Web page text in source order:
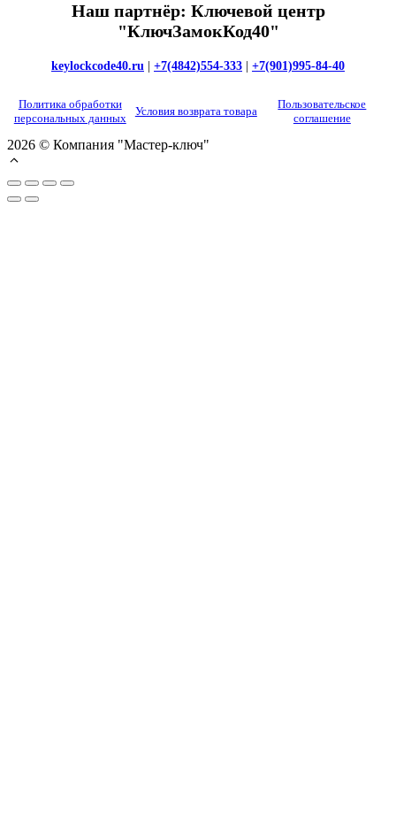
Наш партнёр: Ключевой центр
"КлючЗамокКод40"
keylockcode40.ru +7(4842)554-333 +7(901)995-84-40
Политика обработки
персональных данных
Условия возврата товара
Пользовательское
соглашение
2026 © Компания "Мастер-ключ"